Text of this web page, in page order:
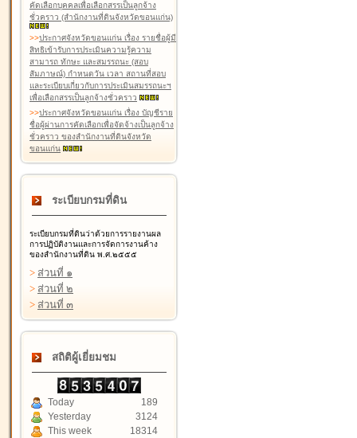
คัดเลือกบุคคลเพื่อเลือกสรรเป็นลูกจ้าง
ชั่วคราว (สำนักงานที่ดินจังหวัดขอนแก่น)
>>ประกาศจังหวัดขอนแก่น เรื่อง รายชื่อผู้มี
สิทธิเข้ารับการประเมินความรู้ความ
สามารถ ทักษะ และสมรรถนะ (สอบ
สัมภาษณ์) กำหนดวัน เวลา สถานที่สอบ
และระเบียบเกี่ยวกับการประเมินสมรรถนะฯ
เพื่อเลือกสรรเป็นลูกจ้างชั่วคราว
>>ประกาศจังหวัดขอนแก่น เรื่อง บัญชีราย
ชื่อผู้ผ่านการคัดเลือกเพื่อจัดจ้างเป็นลูกจ้าง
ชั่วคราว ของสำนักงานที่ดินจังหวัด
ขอนแก่น
ระเบียบกรมที่ดิน
ระเบียบกรมที่ดินว่าด้วยการรายงานผล
การปฏิบัติงานและการจัดการงานค้าง
ของสำนักงานที่ดิน พ.ศ.๒๕๕๕
> ส่วนที่ ๑
> ส่วนที่ ๒
> ส่วนที่ ๓
สถิติผู้เยี่ยมชม
Today
189
Yesterday
3124
This week
18314